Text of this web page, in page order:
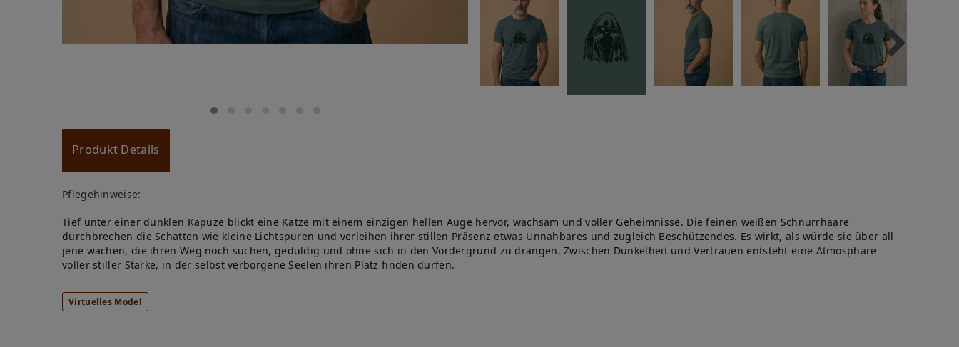
ns
ch
lis
Produkt Details
Pflegehinweise:
Tief unter einer dunklen Kapuze blickt eine Katze mit einem einzigen hellen Auge hervor, wachsam und voller Geheimnisse. Die feinen weißen Schnurrhaare
durchbrechen die Schatten wie kleine Lichtspuren und verleihen ihrer stillen Präsenz etwas Unnahbares und zugleich Beschützendes. Es wirkt, als würde sie über all
jene wachen, die ihren Weg noch suchen, geduldig und ohne sich in den Vordergrund zu drängen. Zwischen Dunkelheit und Vertrauen entsteht eine Atmosphäre
voller stiller Stärke, in der selbst verborgene Seelen ihren Platz finden dürfen.
Virtuelles Model